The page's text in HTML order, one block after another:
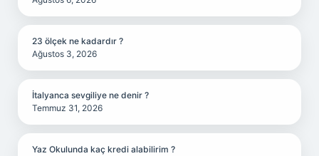
23 ölçek ne kadardır ?
Ağustos 3, 2026
İtalyanca sevgiliye ne denir ?
Temmuz 31, 2026
Yaz Okulunda kaç kredi alabilirim ?